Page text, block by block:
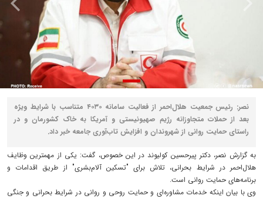
نصر: رئیس جمعیت هلال‌احمر از فعالیت سامانه ۴۰۳۰ متناسب با شرایط ویژه
بعد از حملات متجاوزانه رژیم صهیونیستی و آمریکا به خاک کشورمان و در
راستای حمایت روانی از شهروندان و افزایش تاب‌آوری جامعه خبر داد.
به گزارش نصر، دکتر پیرحسین کولیوند در این خصوص، گفت: یکی از مهمترین وظایف
هلال‌احمر در شرایط بحرانی، تلاش برای "تسکین آلام‌بشری" از طریق اقدامات و
برنامه‌های حمایت روانی است.
وی با بیان اینکه خدمات مشاوره‌ای و حمایت روحی و روانی در شرایط بحرانی و جنگی